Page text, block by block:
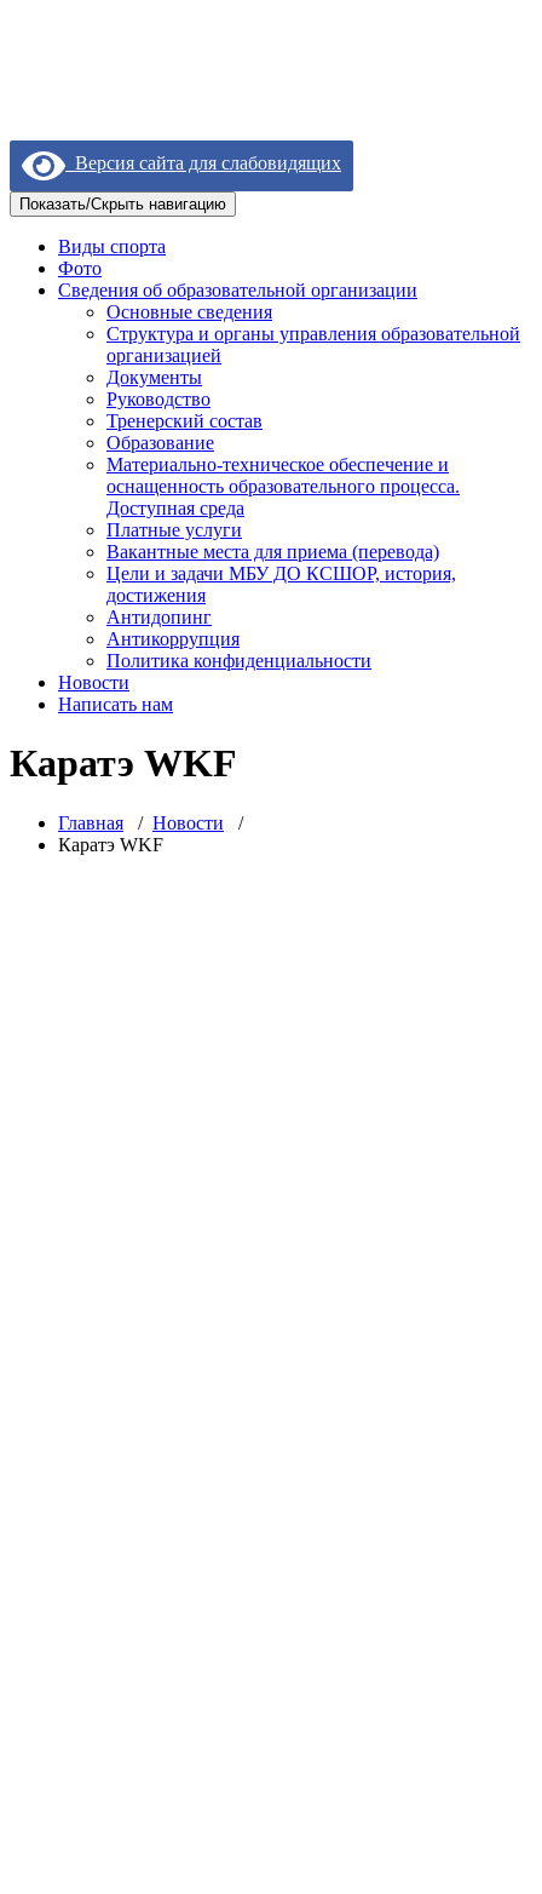
Версия сайта для слабовидящих
Показать/Скрыть навигацию
Виды спорта
Фото
Сведения об образовательной организации
Основные сведения
Структура и органы управления образовательной
организацией
Документы
Руководство
Тренерский состав
Образование
Материально-техническое обеспечение и
оснащенность образовательного процесса.
Доступная среда
Платные услуги
Вакантные места для приема (перевода)
Цели и задачи МБУ ДО КСШОР, история,
достижения
Антидопинг
Антикоррупция
Политика конфиденциальности
Новости
Написать нам
Каратэ WKF
Главная / Новости /
Каратэ WKF